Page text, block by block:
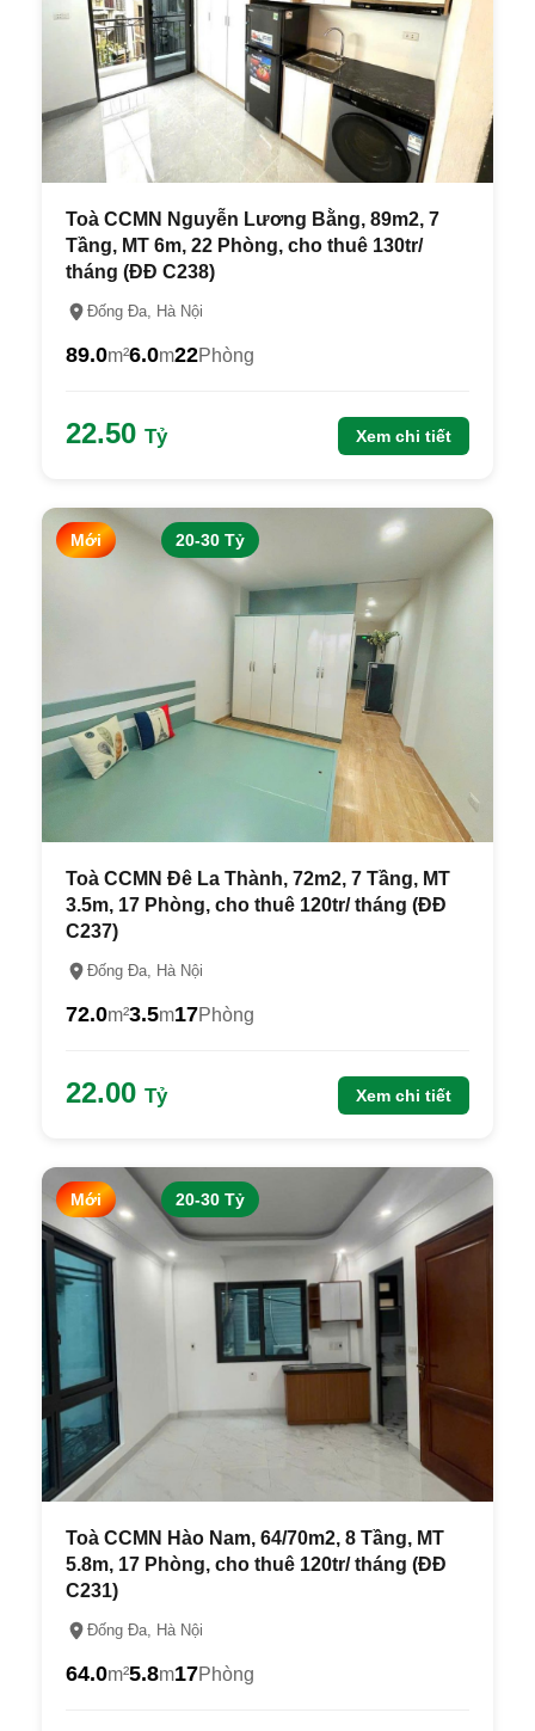
Toà CCMN Nguyễn Lương Bằng, 89m2, 7
Tầng, MT 6m, 22 Phòng, cho thuê 130tr/
tháng (ĐĐ C238)
Đống Đa, Hà Nội
89.0m²6.0m22Phòng
22.50 Tỷ Xem chi tiết
Mới 20-30 Tỷ
Toà CCMN Đê La Thành, 72m2, 7 Tầng, MT
3.5m, 17 Phòng, cho thuê 120tr/ tháng (ĐĐ
C237)
Đống Đa, Hà Nội
72.0m²3.5m17Phòng
22.00 Tỷ Xem chi tiết
Mới 20-30 Tỷ
Toà CCMN Hào Nam, 64/70m2, 8 Tầng, MT
5.8m, 17 Phòng, cho thuê 120tr/ tháng (ĐĐ
C231)
Đống Đa, Hà Nội
64.0m²5.8m17Phòng